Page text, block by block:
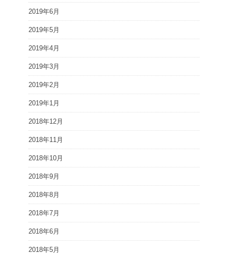
2019年6月
2019年5月
2019年4月
2019年3月
2019年2月
2019年1月
2018年12月
2018年11月
2018年10月
2018年9月
2018年8月
2018年7月
2018年6月
2018年5月